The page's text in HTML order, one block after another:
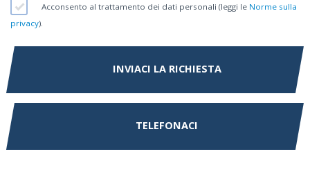
Acconsento al trattamento dei dati personali (leggi le Norme sulla
privacy).
INVIACI LA RICHIESTA
TELEFONACI